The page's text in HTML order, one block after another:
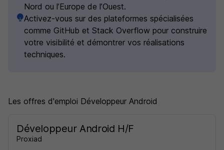
Nord ou l’Europe de l’Ouest.
Activez-vous sur des plateformes spécialisées
comme GitHub et Stack Overflow pour construire
votre visibilité et démontrer vos réalisations
techniques.
Les offres d'emploi Développeur Android
Développeur Android H/F
Proxiad